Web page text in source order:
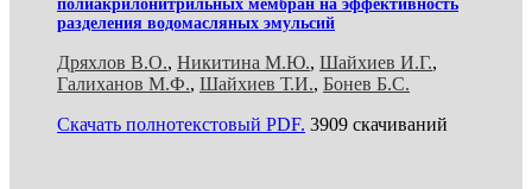
полиакрилонитрильных мембран на эффективность
разделения водомасляных эмульсий
Дряхлов В.О., Никитина М.Ю., Шайхиев И.Г.,
Галиханов М.Ф., Шайхиев Т.И., Бонев Б.С.
Скачать полнотекстовый PDF. 3909 скачиваний